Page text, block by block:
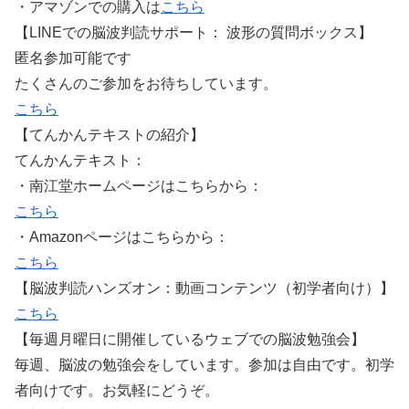
・アマゾンでの購入はこちら
【LINEでの脳波判読サポート： 波形の質問ボックス】
匿名参加可能です
たくさんのご参加をお待ちしています。
こちら
【てんかんテキストの紹介】
てんかんテキスト：
・南江堂ホームページはこちらから：
こちら
・Amazonページはこちらから：
こちら
【脳波判読ハンズオン：動画コンテンツ（初学者向け）】
こちら
【毎週月曜日に開催しているウェブでの脳波勉強会】
毎週、脳波の勉強会をしています。参加は自由です。初学
者向けです。お気軽にどうぞ。